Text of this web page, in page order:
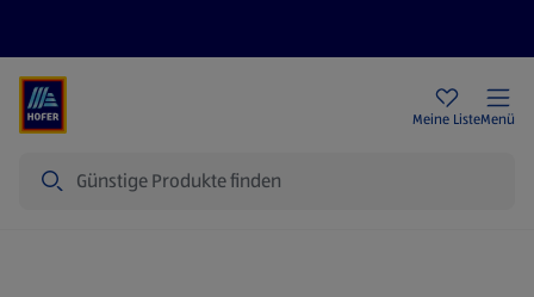
Meine ListeMenü